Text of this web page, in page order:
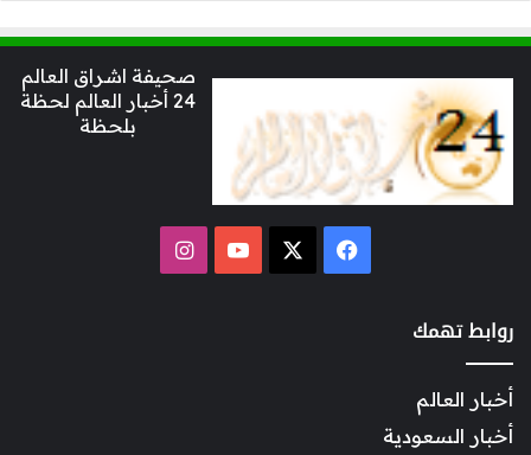
صحيفة اشراق العالم
24 أخبار العالم لحظة
بلحظة
فيسبوك ‫YouTubeانستقرام
روابط تهمك
أخبار العالم
أخبار السعودية